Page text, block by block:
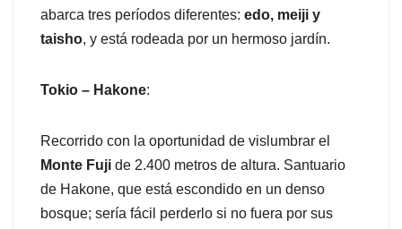
abarca tres períodos diferentes: edo, meiji y
taisho, y está rodeada por un hermoso jardín.
Tokio – Hakone:
Recorrido con la oportunidad de vislumbrar el
Monte Fuji de 2.400 metros de altura. Santuario
de Hakone, que está escondido en un denso
bosque; sería fácil perderlo si no fuera por sus